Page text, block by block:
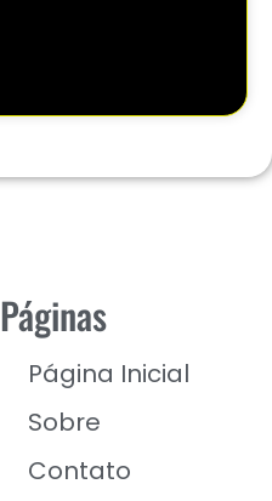
Páginas
Página Inicial
Sobre
Contato